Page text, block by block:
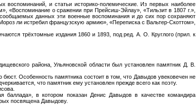
воспоминаний, и статьи историко-полемические. Из первых наиболее
о сражении при Прейсиш-Эйлау», «Тильзит в 1807 г.»,
данных эти военные воспоминания и до сих пор сохраняют
ли истребил французскую армию», «Переписка с Вальтер-Скоттом»,
трёхтомные издания 1860 и 1893, под ред. А. О. Круглого (прил. к
района, Ульяновской области был установлен памятник Д. В.
Особенность памятника состоит в том, что Давыдов увековечен не
что памятник ему установлен прежде всего как поэту.
баллада», в котором показан Денис Давыдов в качестве командира
посвящена Давыдову.